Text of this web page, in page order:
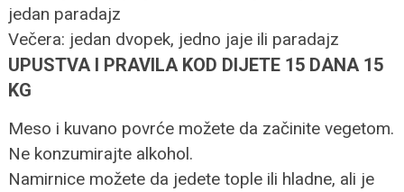
jedan paradajz
Večera: jedan dvopek, jedno jaje ili paradajz
UPUSTVA I PRAVILA KOD DIJETE 15 DANA 15
KG
Meso i kuvano povrće možete da začinite vegetom.
Ne konzumirajte alkohol.
Namirnice možete da jedete tople ili hladne, ali je